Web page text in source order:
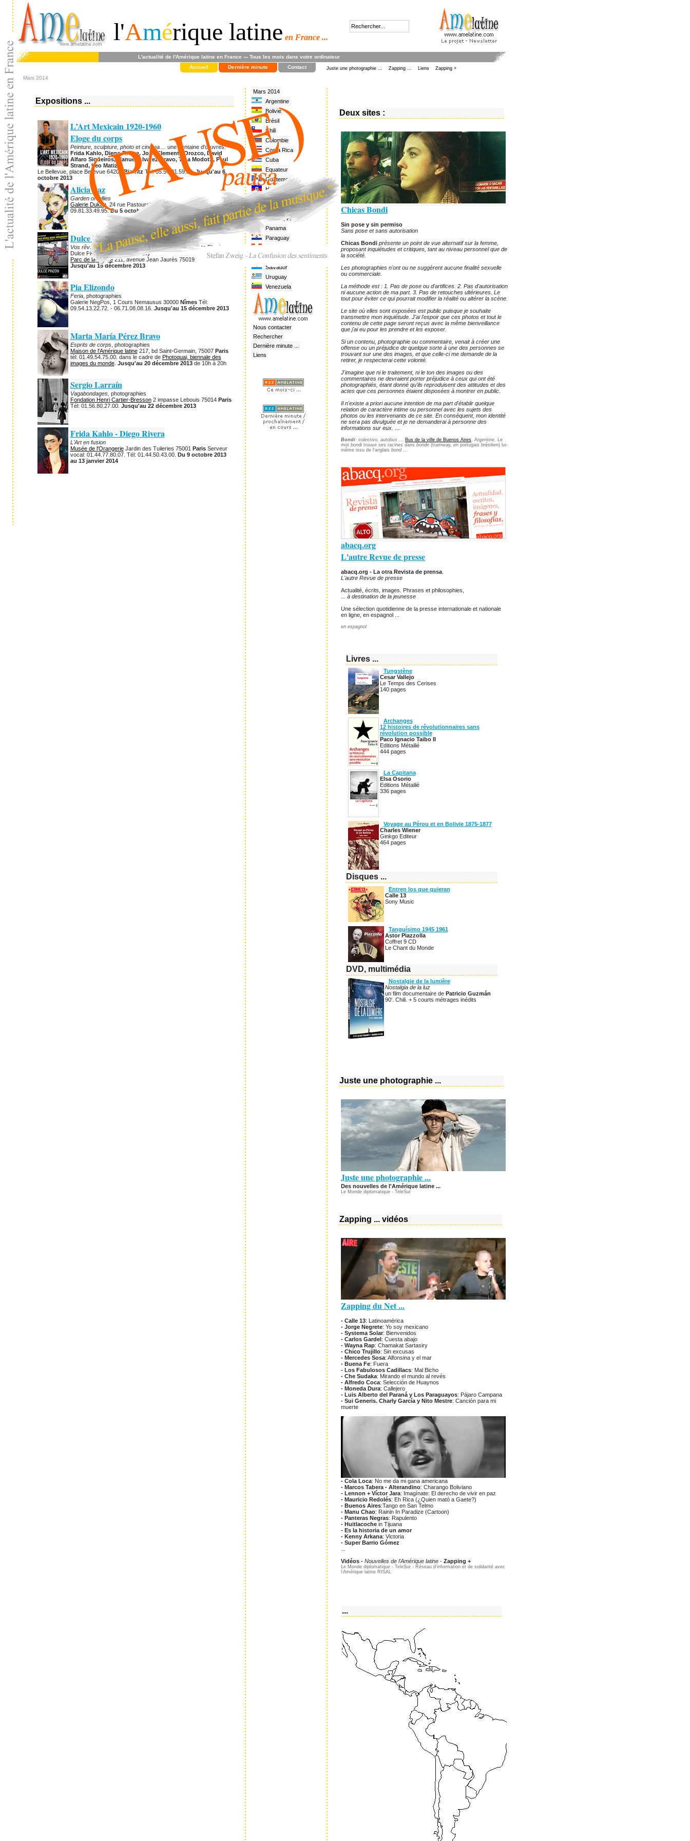
l'Amérique latine en France ...
L'actualité de l'Amérique latine en France --- Tous les mois dans votre ordinateur
Contact
Dernière minute
Accueil Juste une photographie ... Zapping ... Liens Zapping +
Mars 2014
Expositions ...
L’Art Mexicain 1920-1960
Eloge du corps
Peinture, sculpture, photo et cinéma ... une centaine d'œuvres:
Frida Kahlo, Diego Rivera, José Clemente Orozco, David
Alfaro Siqueiros, Manuel Alvarez Bravo, Tina Modotti, Paul
Strand, Leo Matiz ...
Le Bellevue, place Bellevue 64200 Biarritz Tél: 05.59.01.59.20.Jusqu'au 6
octobre 2013
Alicia Paz
Garden of follies
Galerie Dukan, 24 rue Pastourelle 75003ParisTél:
09.81.33.49.95.Du 5 octobre au 9 novembre 2013
Dulce Pinzón
Vos rêves nous dérangent...Photographies de Achinto Bhadra,
Dulce Pinzón, Mikhael Subotzky
Parc de la Villette211, avenue Jean Jaurès 75019 Paris.
Jusqu'au 15 décembre 2013
Pia Elizondo
Feria, photographies
Galerie NegPos, 1 Cours Nemausus 30000 NîmesTél:
09.54.13.22.72. - 06.71.08.08.16. Jusqu'au 15 décembre 2013
Marta María Pérez Bravo
Esprits de corps, photographies
Maison de l'Amérique latine217, bd Saint-Germain, 75007 Paris
tél: 01.49.54.75.00. dans le cadre de Photoquai, biennale des
images du monde. Jusqu'au 20 décembre 2013de 10h à 20h
Sergio Larraín
Vagabondages, photographies
Fondation Henri Cartier-Bresson2 impasse Lebouis 75014 Paris
Tél: 01.56.80.27.00. Jusqu'au 22 décembre 2013
Frida Kahlo - Diego Rivera
L'Art en fusion
Musée de l'OrangerieJardin des Tuileries 75001 ParisServeur
vocal: 01.44.77.80.07. Tél: 01.44.50.43.00. Du 9 octobre 2013
au 13 janvier 2014
Mars 2014
Argentine
Bolivie
Brésil
Chili
Colombie
Costa Rica
Cuba
Equateur
Guatemala
Haïti
Honduras
Mexique
Nicaragua
Panama
Paraguay
Rép. Dominicaine
Salvador
Uruguay
Venezuela
Nous contacter
Rechercher
Dernière minute ...
Liens
Deux sites :
Chicas Bondi
Sin pose y sin permiso
Sans pose et sans autorisation
Chicas Bondi présente un point de vue alternatif sur la femme,
proposant inquiétudes et critiques, tant au niveau personnel que de
la société.
Les photographies n'ont ou ne suggèrent aucune finalité sexuelle
ou commerciale.
La méthode est : 1. Pas de pose ou d'artifices. 2. Pas d'autorisation
ni aucune action de ma part. 3. Pas de retouches ultérieures. Le
tout pour éviter ce qui pourrait modifier la réalité ou altérer la scène.
Le site où elles sont exposées est public puisque je souhaite
transmettre mon inquiétude. J'ai l'espoir que ces photos et tout le
contenu de cette page seront reçus avec la même bienveillance
que j'ai eu pour les prendre et les exposer.
Si un contenu, photographie ou commentaire, venait à créer une
offense ou un préjudice de quelque sorte à une des personnes se
trouvant sur une des images, et que celle-ci me demande de la
retirer, je respecterai cette volonté.
J'imagine que ni le traitement, ni le ton des images ou des
commentaires ne devraient porter préjudice à ceux qui ont été
photographiés, étant donné qu'ils reproduisent des attitudes et des
actes que ces personnes étaient disposées à montrer en public.
Il n'existe a priori aucune intention de ma part d'établir quelque
relation de caractère intime ou personnel avec les sujets des
photos ou les intervenants de ce site. En conséquent, mon identité
ne sera pas divulguée et je ne demanderai à personne des
informations sur eux.
Bondi: colectivo, autobus ... Bus de la ville de Buenos Aires, Argentine. Le
mot bondi trouve ses racines dans bonde (tramway, en portugais brésilien) lui-
même issu de l'anglais bond...
abacq.org
L'autre Revue de presse
abacq.org - La otra Revista de prensa
L'autre Revue de presse
Actualité, écrits, images. Phrases et philosophies,
... à destination de la jeunesse
Une sélection quotidienne de la presse internationale et nationale
en ligne, en espagnol ...
en espagnol
Livres ...
Tungstène
Cesar Vallejo
Le Temps des Cerises
140 pages
Archanges
12 histoires de révolutionnaires sans
révolution possible
Paco Ignacio Taibo II
Editions Métailié
444 pages
La Capitana
Elsa Osorio
Editions Métailié
336 pages
Voyage au Pérou et en Bolivie 1875-1877
Charles Wiener
Ginkgo Editeur
464 pages
Disques ...
Entren los que quieran
Calle 13
Sony Music
Tanguísimo 1945 1961
Astor Piazzolla
Coffret 9 CD
Le Chant du Monde
DVD, multimédia
Nostalgie de la lumière
Nostalgia de la luz
un film documentaire de Patricio Guzmán
90'. Chili. + 5 courts métrages inédits
Juste une photographie ...
Juste une photographie ...
Des nouvelles de l'Amérique latine ...
Le Monde diplomatique - TeleSur
Zapping ... vidéos
Zapping du Net ...
- Calle 13: Latinoamérica
- Jorge Negrete: Yo soy mexicano
- Systema Solar: Bienvenidos
- Carlos Gardel: Cuesta abajo
- Wayna Rap: Chamakat Sartasiry
- Chico Trujillo: Sin excusas
- Mercedes Sosa: Alfonsina y el mar
- Buena Fe: Fuera
- Los Fabulosos Cadillacs: Mal Bicho
- Che Sudaka: Mirando el mundo al revés
- Alfredo Coca: Selección de Huaynos
- Moneda Dura: Callejero
- Luis Alberto del Paraná y Los Paraguayos: Pájaro Campana
- Sui Generis. Charly García y Nito Mestre: Canción para mi
muerte
- Cola Loca: No me da mi gana americana
- Marcos Tabera - Alterandino: Charango Boliviano
- Lennon + Víctor Jara: Imagínate: El derecho de vivir en paz
- Mauricio Redolés: Eh Rica (¿Quien mató a Gaete?)
- Buenos Aires:Tango en San Telmo
- Manu Chao: Rainin In Paradize (Cartoon)
- Panteras Negras: Rapulento
- Huitlacoche in Tijuana
- Es la historia de un amor
- Kenny Arkana: Victoria
- Super Barrio Gómez
Vidéos - Nouvelles de l'Amérique latine - Zapping +
Le Monde diplomatique - TeleSur - Réseau d’information et de solidarité avec
l’Amérique latine RISAL
...